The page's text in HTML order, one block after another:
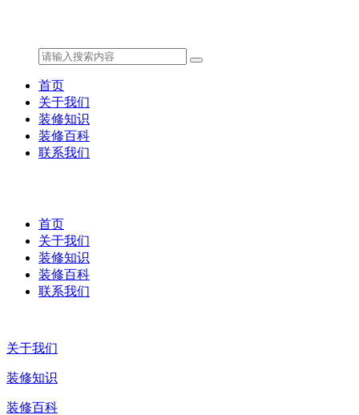
首页
关于我们
装修知识
装修百科
联系我们
首页
关于我们
装修知识
装修百科
联系我们
关于我们
装修知识
装修百科